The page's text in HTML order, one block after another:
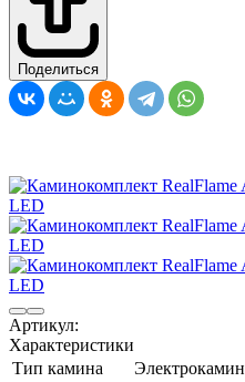
Поделиться
Артикул:
Характеристики
Тип камина
Электрокамин